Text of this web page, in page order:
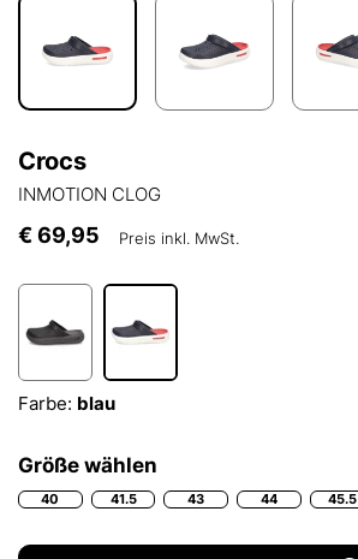
Crocs
INMOTION CLOG
€ 69,95 Preis inkl. MwSt.
Farbe: blau
Größe wählen
40 41.5 43 44 45.5